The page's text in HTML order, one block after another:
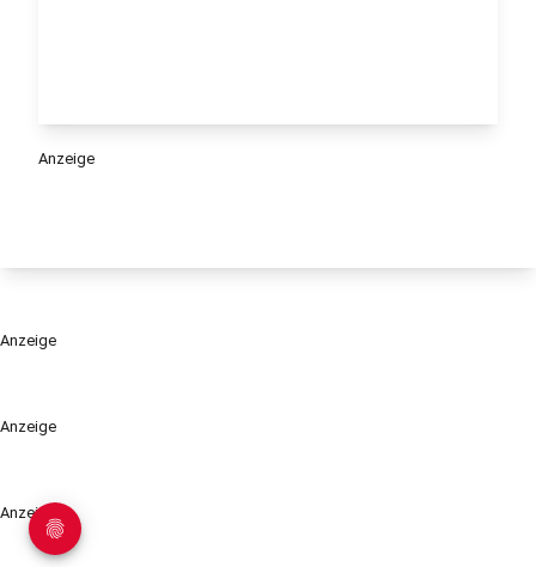
Anzeige
Anzeige
Anzeige
Anzeige